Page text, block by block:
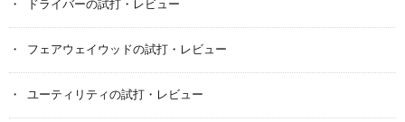
ドライバーの試打・レビュー
フェアウェイウッドの試打・レビュー
ユーティリティの試打・レビュー